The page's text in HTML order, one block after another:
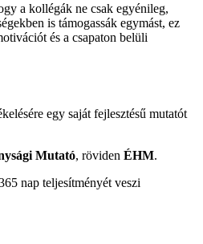
a kollégák ne csak egyénileg,
is támogassák egymást, ez
és a csapaton belüli
egy saját fejlesztésű mutatót
Mutató, röviden ÉHM.
nap teljesítményét veszi